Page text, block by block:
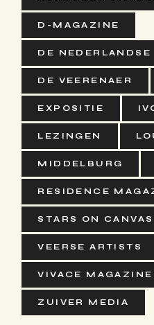
D-MAGAZINE
DE
DE VEERENAER
EXPOSITIE
LEZINGEN
MIDDELBURG
RESIDENCE
STARS ON CANVAS
VEERSE ARTISTS
VIVACE MAGAZINE
ZUIVER MEDIA